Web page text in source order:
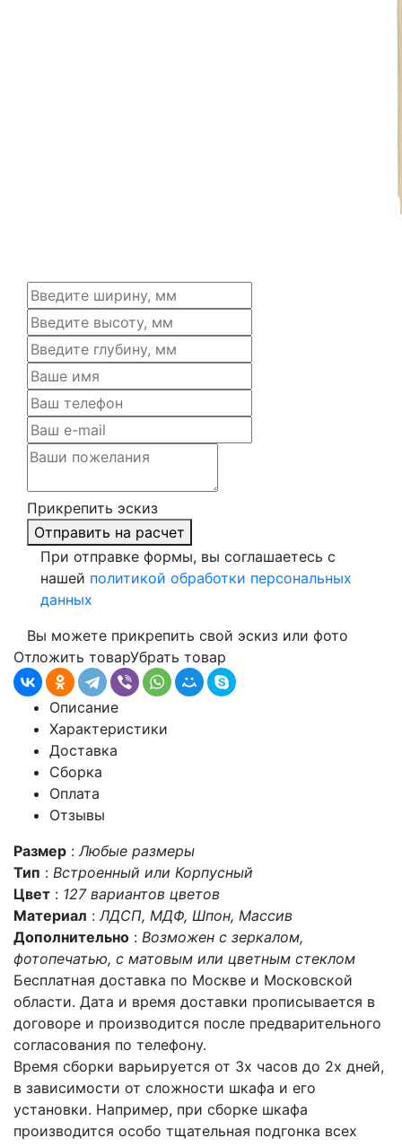
Прикрепить эскиз
Отправить на расчет
При отправке формы, вы соглашаетесь с
нашей политикой обработки персональных
данных
Вы можете прикрепить свой эскиз или фото
Отложить товарУбрать товар
Описание
Характеристики
Доставка
Сборка
Оплата
Отзывы
Размер :Любые размеры
Тип : Встроенный или Корпусный
Цвет : 127 вариантов цветов
Материал :ЛДСП, МДФ, Шпон, Массив
Дополнительно : Возможен с зеркалом,
фотопечатью, с матовым или цветным стеклом
Бесплатная доставка по Москве и Московской
области. Дата и время доставки прописывается в
договоре и производится после предварительного
согласования по телефону.
Время сборки варьируется от 3х часов до 2х дней,
в зависимости от сложности шкафа и его
установки. Например, при сборке шкафа
производится особо тщательная подгонка всех